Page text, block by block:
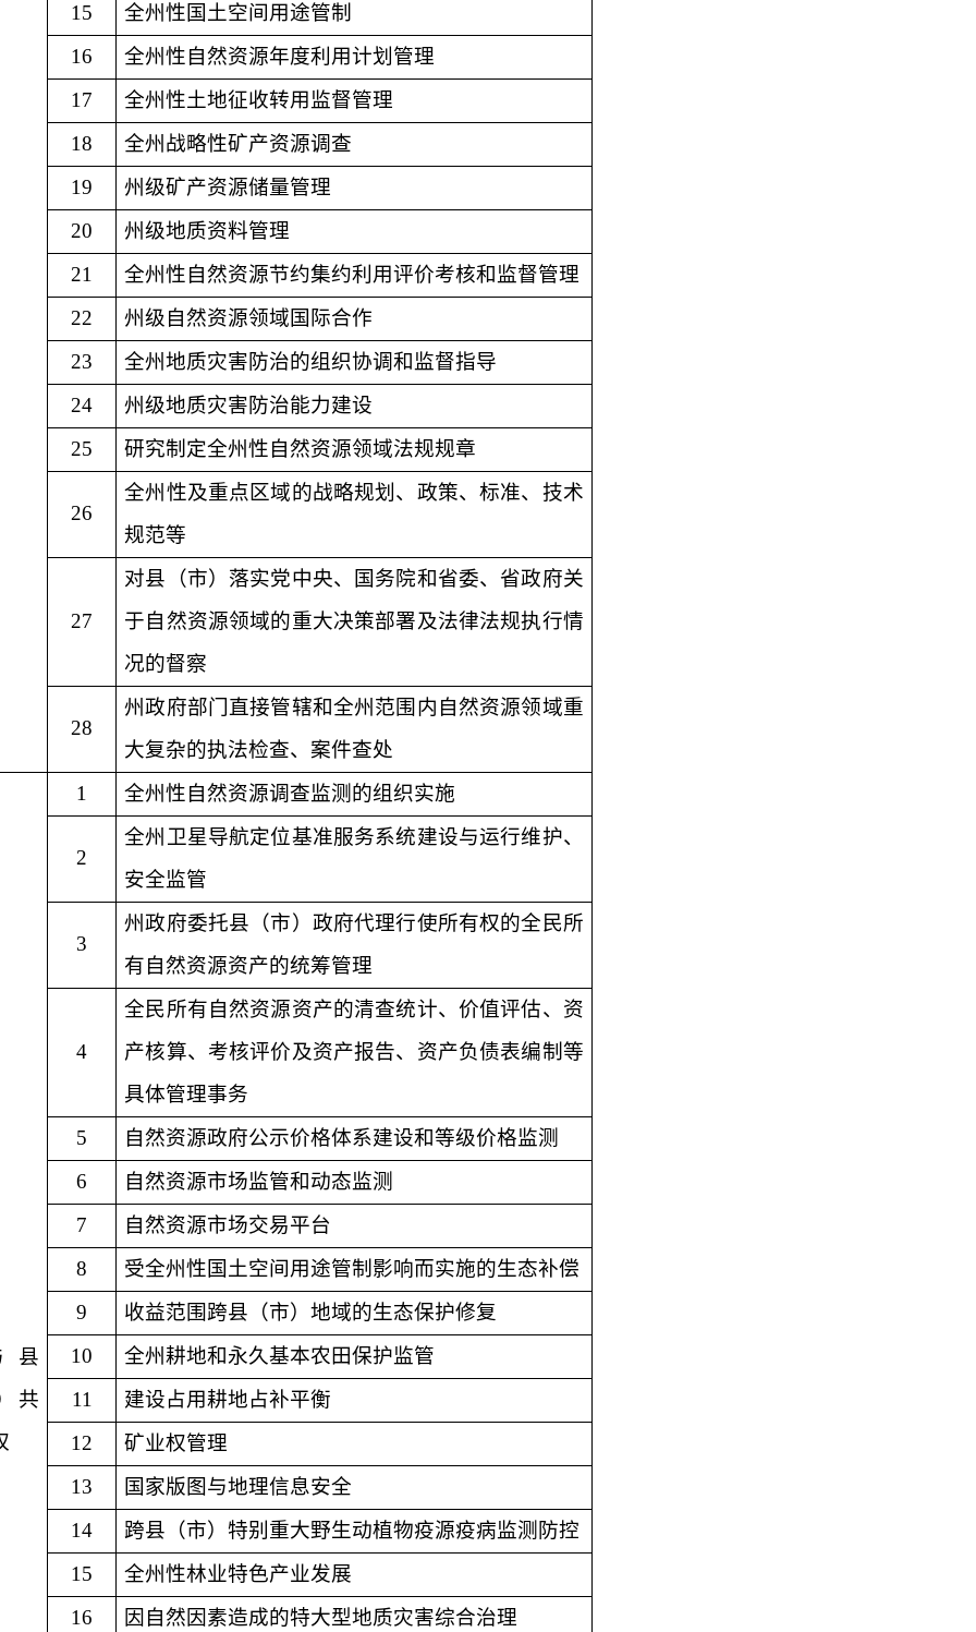
15
全州性国土空间用途管制
16
全州性自然资源年度利用计划管理
17
全州性土地征收转用监督管理
18
全州战略性矿产资源调查
19
州级矿产资源储量管理
20
州级地质资料管理
21
全州性自然资源节约集约利用评价考核和监督管理
22
州级自然资源领域国际合作
23
全州地质灾害防治的组织协调和监督指导
24
州级地质灾害防治能力建设
25
研究制定全州性自然资源领域法规规章
26
全州性及重点区域的战略规划、政策、标准、技术
规范等
27
对县（市）落实党中央、国务院和省委、省政府关
于自然资源领域的重大决策部署及法律法规执行情
况的督察
28
州政府部门直接管辖和全州范围内自然资源领域重
大复杂的执法检查、案件查处
县
共
1 全州性自然资源调查监测的组织实施
2
全州卫星导航定位基准服务系统建设与运行维护、
安全监管
3
州政府委托县（市）政府代理行使所有权的全民所
有自然资源资产的统筹管理
4
全民所有自然资源资产的清查统计、价值评估、资
产核算、考核评价及资产报告、资产负债表编制等
具体管理事务
5
自然资源政府公示价格体系建设和等级价格监测
6
自然资源市场监管和动态监测
7
自然资源市场交易平台
8
受全州性国土空间用途管制影响而实施的生态补偿
9
收益范围跨县（市）地域的生态保护修复
10
全州耕地和永久基本农田保护监管
11
建设占用耕地占补平衡
12
矿业权管理
13
国家版图与地理信息安全
14
跨县（市）特别重大野生动植物疫源疫病监测防控
15
全州性林业特色产业发展
16
因自然因素造成的特大型地质灾害综合治理